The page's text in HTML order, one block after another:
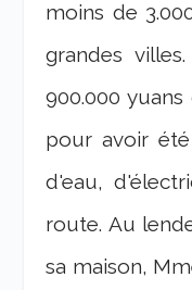
moins de
grandes
900.000
pour avoir
d'eau,
route. Au
sa maison,